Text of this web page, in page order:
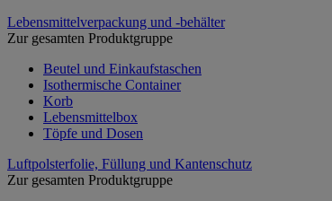
Lebensmittelverpackung und -behälter
Zur gesamten Produktgruppe
Beutel und Einkaufstaschen
Isothermische Container
Korb
Lebensmittelbox
Töpfe und Dosen
Luftpolsterfolie, Füllung und Kantenschutz
Zur gesamten Produktgruppe